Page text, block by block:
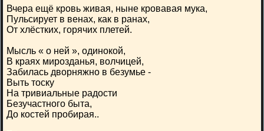
Вчера ещё кровь живая, ныне кровавая мука,
Пульсирует в венах, как в ранах,
От хлёстких, горячих плетей.
Мысль « о ней », одинокой,
В краях мирозданья, волчицей,
Забилась дворняжно в безумье -
Выть тоску
На тривиальные радости
Безучастного быта,
До костей пробирая..